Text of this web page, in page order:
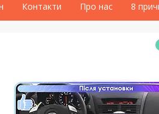
Контакти Про нас 8